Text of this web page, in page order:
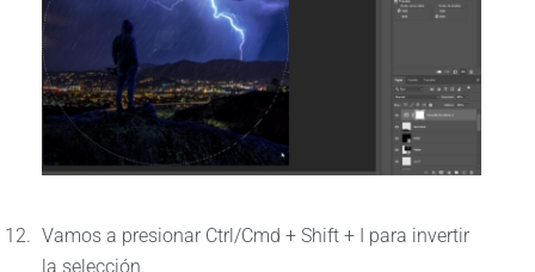
Vamos a presionar Ctrl/Cmd + Shift + I para invertir
la selección.